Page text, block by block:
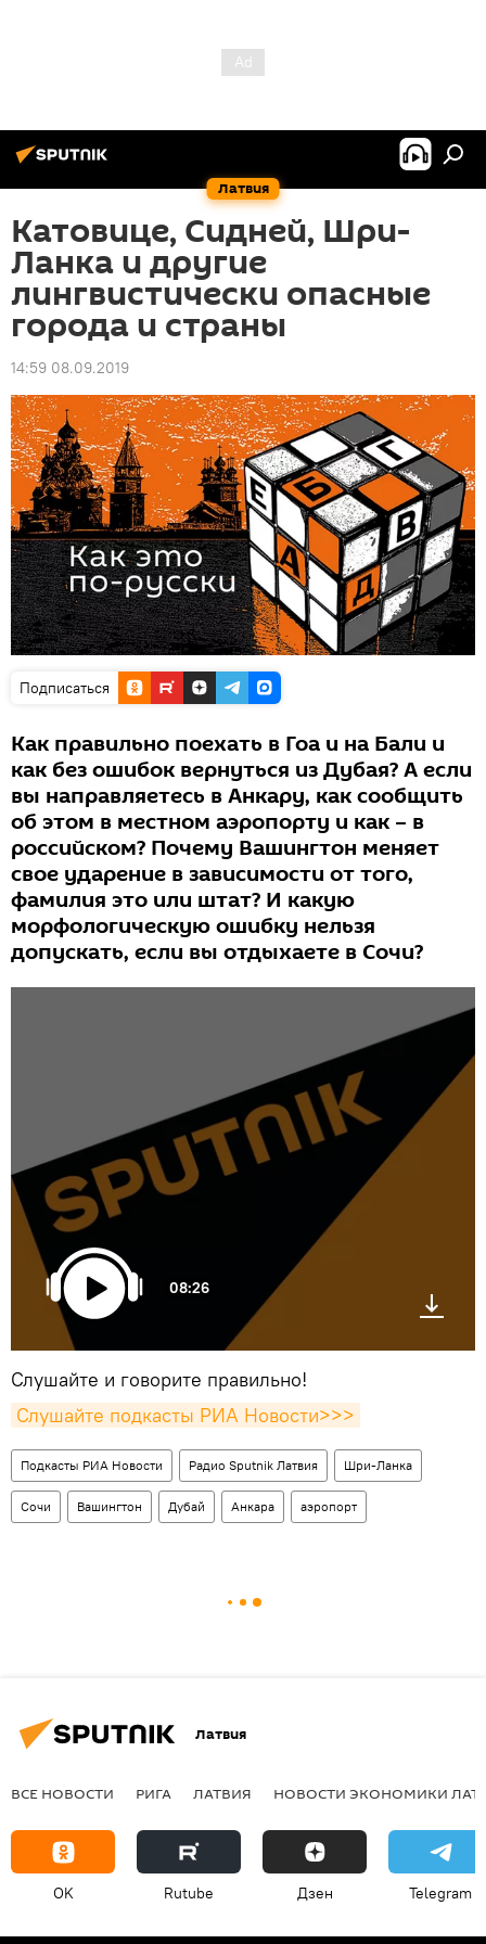
Латвия
Катовице, Сидней, Шри-
Ланка и другие
лингвистически опасные
города и страны
14:59 08.09.2019
Подписаться
Как правильно поехать в Гоа и на Бали и
как без ошибок вернуться из Дубая? А если
вы направляетесь в Анкару, как сообщить
об этом в местном аэропорту и как – в
российском? Почему Вашингтон меняет
свое ударение в зависимости от того,
фамилия это или штат? И какую
морфологическую ошибку нельзя
допускать, если вы отдыхаете в Сочи?
08:26
Слушайте и говорите правильно!
Слушайте подкасты РИА Новости>>>
Подкасты РИА Новости Радио Sputnik Латвия Шри-Ланка
Сочи Вашингтон Дубай Анкара аэропорт
Латвия
ВСЕ НОВОСТИ РИГА ЛАТВИЯ НОВОСТИ ЭКОНОМИКИ
OK Rutube Дзен Telegram